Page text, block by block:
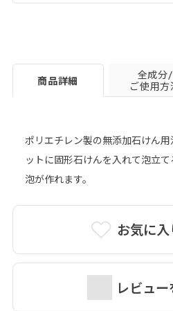
お気に
レビュー
商品詳細
全成分/
ご使用方
ポリエチレン製の無添加石けん
ットに固形石けんを入れて泡立
泡が作れます。